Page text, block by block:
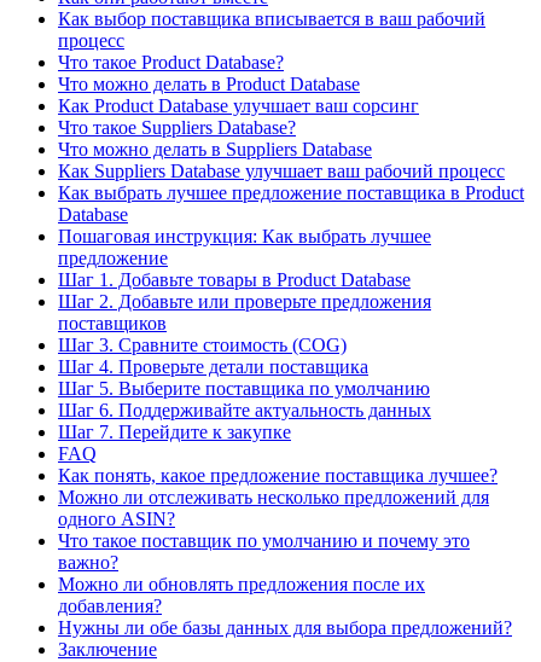
Как выбор поставщика вписывается в ваш рабочий
процесс
Что такое Product Database?
Что можно делать в Product Database
Как Product Database улучшает ваш сорсинг
Что такое Suppliers Database?
Что можно делать в Suppliers Database
Как Suppliers Database улучшает ваш рабочий процесс
Как выбрать лучшее предложение поставщика в Product
Database
Пошаговая инструкция: Как выбрать лучшее
предложение
Шаг 1. Добавьте товары в Product Database
Шаг 2. Добавьте или проверьте предложения
поставщиков
Шаг 3. Сравните стоимость (COG)
Шаг 4. Проверьте детали поставщика
Шаг 5. Выберите поставщика по умолчанию
Шаг 6. Поддерживайте актуальность данных
Шаг 7. Перейдите к закупке
FAQ
Как понять, какое предложение поставщика лучшее?
Можно ли отслеживать несколько предложений для
одного ASIN?
Что такое поставщик по умолчанию и почему это
важно?
Можно ли обновлять предложения после их
добавления?
Нужны ли обе базы данных для выбора предложений?
Заключение